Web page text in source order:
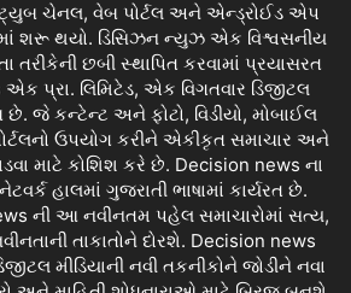
ચેનલ, વેબ પોર્ટલ અને એન્ડ્રોઈડ એપ
શરૂ થયો. ડિસિઝન ન્યુઝ એક વિશ્વસનીય
તરીકેની છબી સ્થાપિત કરવામાં પ્રયાસરત
પ્રા. લિમિટેડ, એક વિગતવાર ડિજીટલ
છે. જે કન્ટેન્ટ અને ફોટો, વિડીયો, મોબાઈલ
ઉપયોગ કરીને એકીકૃત સમાચાર અને
માટે કોશિશ કરે છે. Decision news ના
હાલમાં ગુજરાતી ભાષામાં કાર્યરત છે.
ની આ નવીનતમ પહેલ સમાચારોમાં સત્ય,
તાકાતોને દોરશે. Decision news
મીડિયાની નવી તકનીકોને જોડીને નવા